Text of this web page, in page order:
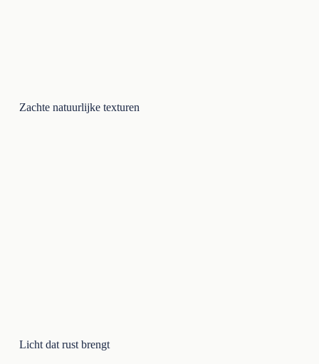
Zachte natuurlijke texturen
Licht dat rust brengt